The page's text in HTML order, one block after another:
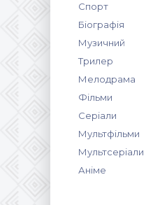
Спорт
Біографія
Музичний
Трилер
Мелодрама
Фільми
Серіали
Мультфільми
Мультсеріали
Аніме